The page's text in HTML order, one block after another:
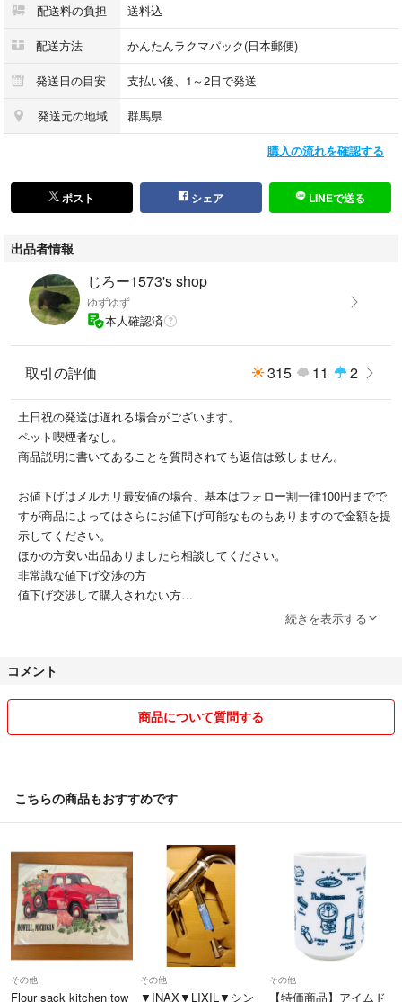
発送方法は最安値で送るため変更になる場合もございます。
簡易包装、リサイクル資材で発送しますので完品を求める方はご遠慮くだ
さいませ。
発送方法の都合上外箱は送らない場合もございます。
商品のデザインや色、状態には主観を伴い表現及び受け止め方に個人差が
ございます
プロフィールも一読、了承されてからのご購入お願いします。
購入後のクレームは対応しかねますので上記をしっかりとご理解いした上
管理用箱番号【28h588】
配送料の負担 送料込
配送方法 かんたんラクマパック(日本郵便)
発送日の目安 支払い後、1～2日で発送
発送元の地域 群馬県
購入の流れを確認する
ポスト シェア LINEで送る
出品者情報
じろー1573's shop
ゆずゆず
本人確認済
取引の評価 315 11 2
土日祝の発送は遅れる場合がございます。
ペット喫煙者なし。
商品説明に書いてあることを質問されても返信は致しません。
お値下げはメルカリ最安値の場合、基本はフォロー割一律100円までで
すが商品によってはさらにお値下げ可能なものもありますので金額を提
示してください。
ほかの方安い出品ありましたら相談してください。
非常識な値下げ交渉の方
値下げ交渉して購入されない方
1000円以下の商品は送料分の売上が残らないこともあるので商品×50円
購入前提の方で動作確認してほしい方はおっしゃっていただければでき
発送方法は最安値で送るため変更になる場合もございます。
簡易包装、リサイクル資材で発送しますので完璧を求める方はご遠慮く
発送方法によっては商品写真にある外箱などは発送しない場合がござい
ます。
その分お値段の安くなっていますのでご了承の上ご購入お願いします。
タイムセール中の商品は上記の限りではございません。
続きを表示する
コメント
商品について質問する
こちらの商品もおすすめです
その他
Flour sack kitchen tow
その他
▼INAX▼LIXIL▼シン
その他
【特価商品】アイムド